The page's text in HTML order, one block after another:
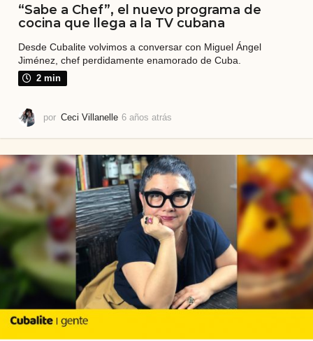
“Sabe a Chef”, el nuevo programa de
cocina que llega a la TV cubana
Desde Cubalite volvimos a conversar con Miguel Ángel
Jiménez, chef perdidamente enamorado de Cuba.
2 min
por Ceci Villanelle 6 años atrás
o
s
t
r
á
s